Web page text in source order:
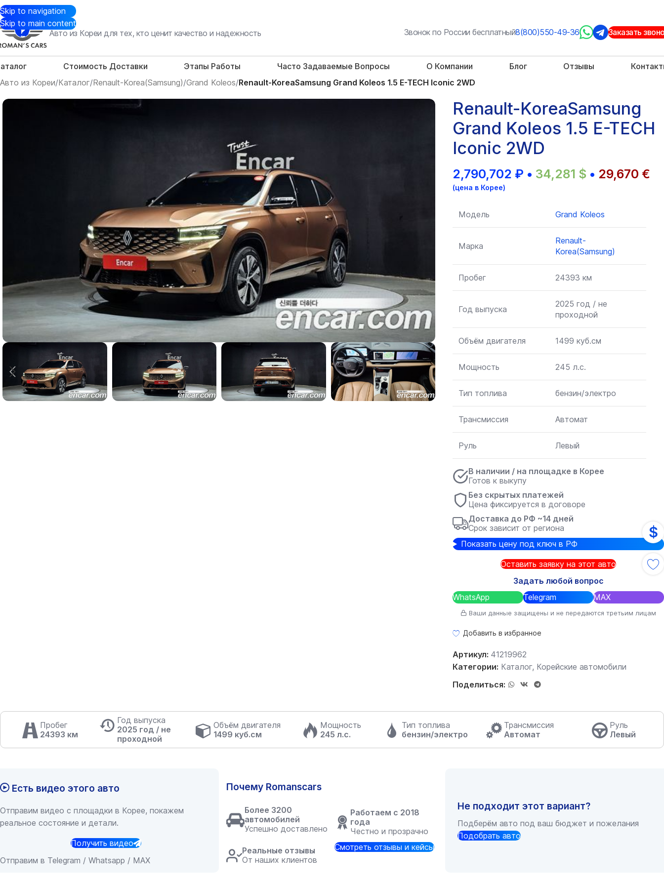
Skip to navigation
Skip to main content
Авто из Кореи для тех, кто ценит качество и надежность
Звонок по России бесплатный8(800)550-49-36 Заказать
Стоимость Доставки Этапы Работы Часто Задаваемые Вопросы О Компании Блог Отзывы
Авто из Кореи/Каталог/Renault-Korea(Samsung)/Grand Koleos/Renault-KoreaSamsung Grand Koleos 1.5 E-TECH Iconic 2WD
Renault-KoreaSamsung
Grand Koleos 1.5 E-TECH
Iconic 2WD
2,790,702 ₽ • 34,281 $ • 29,670 €
(цена в Корее)
Модель Grand Koleos
Марка
Renault-
Korea(Samsung)
Пробег 24393 км
Год выпуска
2025 год / не
проходной
Объём двигателя 1499 куб.см
Мощность 245 л.с.
Тип топлива бензин/электро
Трансмиссия Автомат
Руль Левый
В наличии / на площадке в Корее
Готов к выкупу
Без скрытых платежей
Цена фиксируется в договоре
Доставка до РФ ~14 дней
Срок зависит от региона
Показать цену под ключ в РФ
Оставить заявку на этот авто
Задать любой вопрос
WhatsApp
Telegram MAX
Ваши данные защищены и не передаются третьим лицам
Добавить в избранное
Артикул: 41219962
Категории: Каталог, Корейские автомобили
Поделиться:
Пробег
24393 км
Год выпуска
2025 год / не
проходной
Объём двигателя
1499 куб.см
Мощность
245 л.с.
Тип топлива
бензин/электро
Трансмиссия
Автомат
Руль
Левый
Есть видео этого авто
Отправим видео с площадки в Корее, покажем
реальное состояние и детали.
Получить видео
Отправим в Telegram / Whatsapp / MAX
Почему Romanscars
Более 3200
автомобилей
Успешно доставлено
Работаем с 2018
года
Честно и прозрачно
Реальные отзывы
От наших клиентов
Смотреть отзывы и кейсы
Не подходит этот вариант?
Подберём авто под ваш бюджет и пожелания
Подобрать авто
$